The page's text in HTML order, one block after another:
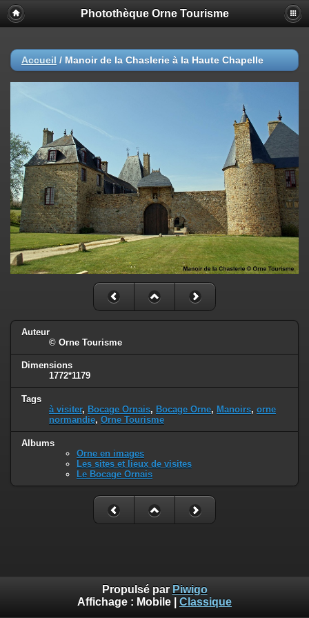
Photothèque Orne Tourisme
Accueil / Manoir de la Chaslerie à la Haute Chapelle
Auteur
© Orne Tourisme
Dimensions
1772*1179
Tags
à visiter, Bocage Ornais, Bocage Orne, Manoirs, orne
normandie, Orne Tourisme
Albums
Orne en images
Les sites et lieux de visites
Le Bocage Ornais
Propulsé par Piwigo
Affichage : Mobile Classique